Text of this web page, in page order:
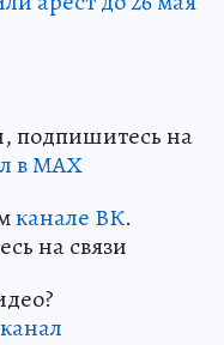
подпишитесь на
в МАХ
канале ВК.
на связи